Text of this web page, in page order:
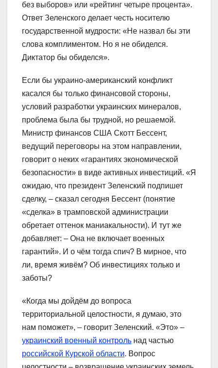
без выборов» или «рейтинг четыре процента».
Ответ Зеленского делает честь носителю
государственной мудрости: «Не назвал бы эти
слова комплиментом. Но я не обиделся.
Диктатор бы обиделся».
Если бы украино-американский конфликт
касался бы только финансовой стороны,
условий разработки украинских минералов,
проблема была бы трудной, но решаемой.
Министр финансов США Скотт Бессент,
ведущий переговоры на этом направлении,
говорит о неких «гарантиях экономической
безопасности» в виде активных инвестиций. «Я
ожидаю, что президент Зеленский подпишет
сделку, – сказал сегодня Бессент (понятие
«сделка» в трамповской администрации
обретает оттенок маниакальности). И тут же
добавляет: – Она не включает военных
гарантий». И о чём тогда спич? В мирное, что
ли, время живём? Об инвестициях только и
заботы?
«Когда мы дойдём до вопроса
территориальной целостности, я думаю, это
нам поможет», – говорит Зеленский. «Это» –
украинский военный контроль над частью
российской Курской области. Вопрос